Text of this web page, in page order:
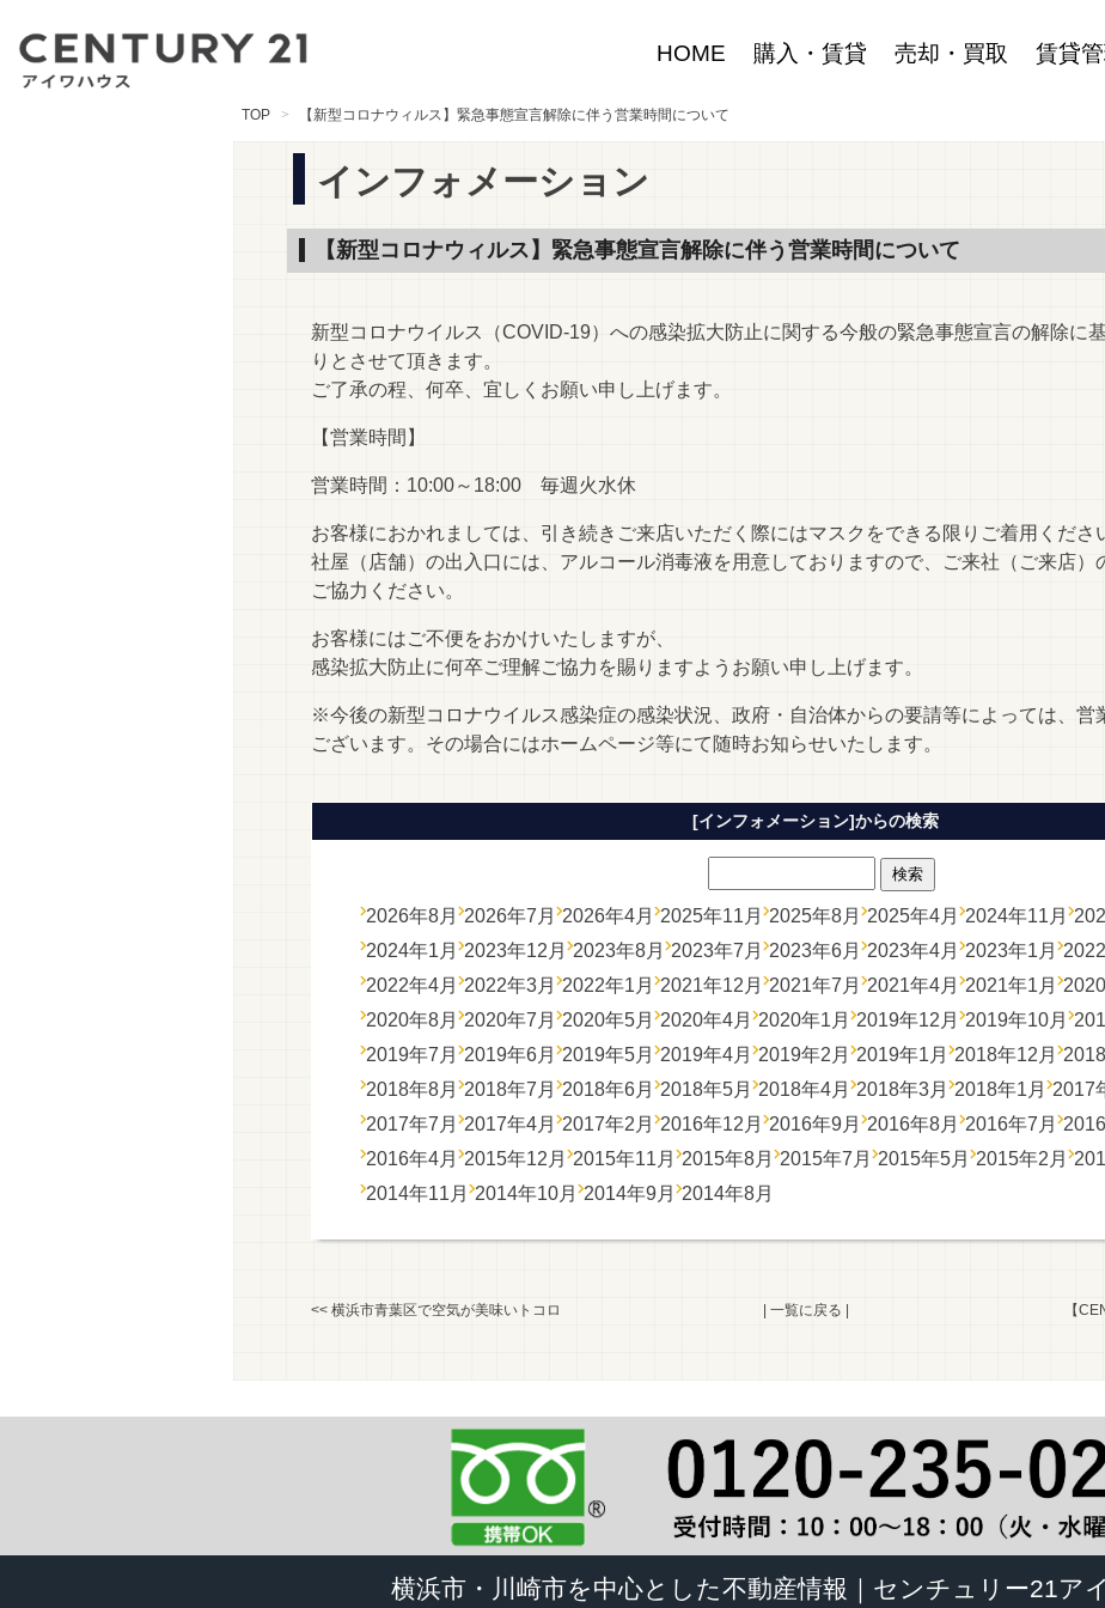
HOME 購入・賃貸 売却・買取 賃貸
TOP 【新型コロナウィルス】緊急事態宣言解除に伴う営業時間について
インフォメーション
【新型コロナウィルス】緊急事態宣言解除に伴う営業時間について
新型コロナウイルス（COVID-19）への感染拡大防止に関する今般の緊急事態宣言の解除に
りとさせて頂きます。
ご了承の程、何卒、宜しくお願い申し上げます。
【営業時間】
営業時間：10:00～18:00 毎週火水休
お客様におかれましては、引き続きご来店いただく際にはマスクをできる限りご着用くださ
社屋（店舗）の出入口には、アルコール消毒液を用意しておりますので、ご来社（ご来店）
ご協力ください。
お客様にはご不便をおかけいたしますが、
感染拡大防止に何卒ご理解ご協力を賜りますようお願い申し上げます。
※今後の新型コロナウイルス感染症の感染状況、政府・自治体からの要請等によっては、営
ございます。その場合にはホームページ等にて随時お知らせいたします。
[インフォメーション]からの検索
2026年8月 2026年7月 2026年4月 2025年11月 2025年8月 2025年4月 2024年11月
2024年1月 2023年12月 2023年8月 2023年7月 2023年6月 2023年4月 2023年1月
2022年4月 2022年3月 2022年1月 2021年12月 2021年7月 2021年4月 2021年1月
2020年8月 2020年7月 2020年5月 2020年4月 2020年1月 2019年12月 2019年10月
2019年7月 2019年6月 2019年5月 2019年4月 2019年2月 2019年1月 2018年12月
2018年8月 2018年7月 2018年6月 2018年5月 2018年4月 2018年3月 2018年1月 2017
2017年7月 2017年4月 2017年2月 2016年12月 2016年9月 2016年8月 2016年7月
2016年4月 2015年12月 2015年11月 2015年8月 2015年7月 2015年5月 2015年2月
2014年11月 2014年10月 2014年9月 2014年8月
<<横浜市青葉区で空気が美味いトコロ 一覧に戻る 【
横浜市・川崎市を中心とした不動産情報｜センチュリー21ア